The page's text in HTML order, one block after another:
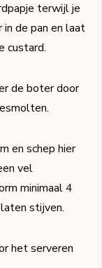
terwijl je
de pan en laat
custard.
de boter door
en schep hier
vel
minimaal 4
stijven.
het serveren